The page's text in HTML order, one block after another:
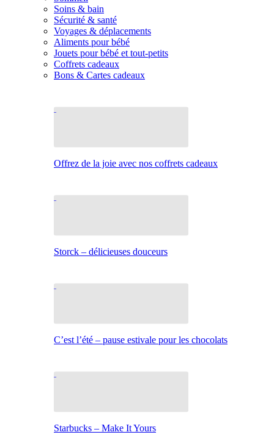
Soins & bain
Sécurité & santé
Voyages & déplacements
Aliments pour bébé
Jouets pour bébé et tout-petits
Coffrets cadeaux
Bons & Cartes cadeaux
Offrez de la joie avec nos coffrets cadeaux
Storck – délicieuses douceurs
C’est l’été – pause estivale pour les chocolats
Starbucks – Make It Yours